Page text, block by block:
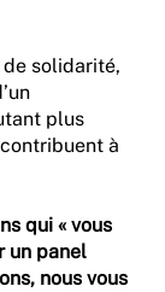
solidarité,
plus
à
qui « vous
un panel
nous vous